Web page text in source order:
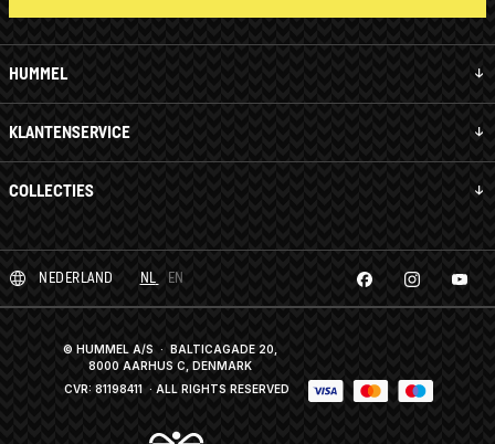
HUMMEL
KLANTENSERVICE
COLLECTIES
NEDERLAND NL EN
© HUMMEL A/S · BALTICAGADE 20,
8000 AARHUS C, DENMARK
CVR: 81198411 · ALL RIGHTS RESERVED